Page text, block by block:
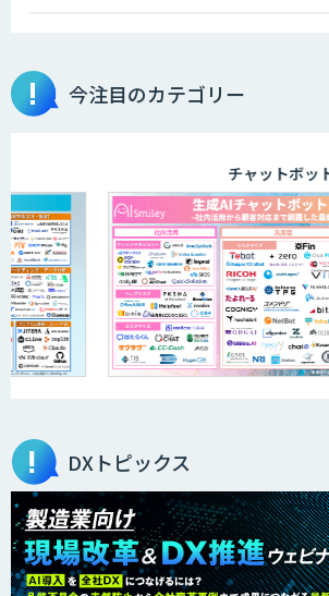
aiDAPTIV+
ELYZA Works with
JAPAN AI
オーダーメイドAI人
今注目のカテゴリー
チャットボット
DXトピックス